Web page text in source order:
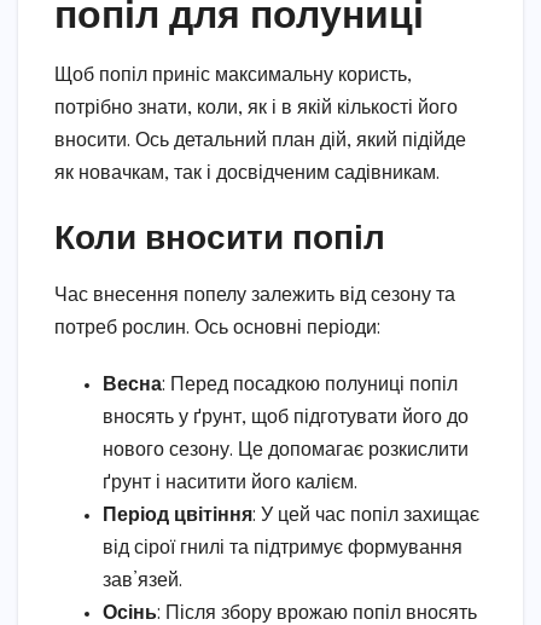
попіл для полуниці
Щоб попіл приніс максимальну користь,
потрібно знати, коли, як і в якій кількості його
вносити. Ось детальний план дій, який підійде
як новачкам, так і досвідченим садівникам.
Коли вносити попіл
Час внесення попелу залежить від сезону та
потреб рослин. Ось основні періоди:
Весна: Перед посадкою полуниці попіл
вносять у ґрунт, щоб підготувати його до
нового сезону. Це допомагає розкислити
ґрунт і наситити його калієм.
Період цвітіння: У цей час попіл захищає
від сірої гнилі та підтримує формування
зав’язей.
Осінь: Після збору врожаю попіл вносять